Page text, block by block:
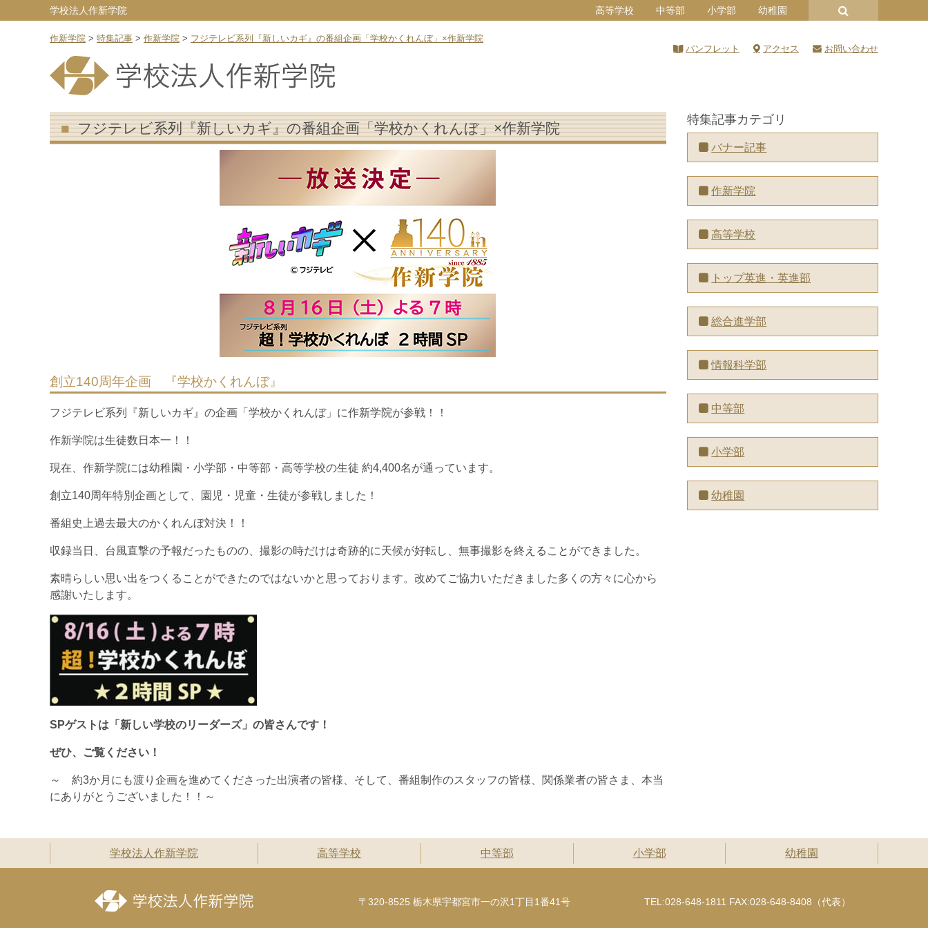
学校法人作新学院 高等学校 中等部 小学部 幼稚園
作新学院 > 特集記事 > 作新学院 > フジテレビ系列『新しいカギ』の番組企画「学校かくれんぼ」×作新学院
パンフレット
アクセス お問い合わせ
フジテレビ系列『新しいカギ』の番組企画「学校かくれんぼ」×作新学院
創立140周年企画 『学校かくれんぼ』
フジテレビ系列『新しいカギ』の企画「学校かくれんぼ」に作新学院が参戦！！
作新学院は生徒数日本一！！
現在、作新学院には幼稚園・小学部・中等部・高等学校の生徒 約4,400名が通っています。
創立140周年特別企画として、園児・児童・生徒が参戦しました！
番組史上過去最大のかくれんぼ対決！！
収録当日、台風直撃の予報だったものの、撮影の時だけは奇跡的に天候が好転し、無事撮影を終えることができました。
素晴らしい思い出をつくることができたのではないかと思っております。改めてご協力いただきました多くの方々に心から
感謝いたします。
SPゲストは「新しい学校のリーダーズ」の皆さんです！
ぜひ、ご覧ください！
～ 約3か月にも渡り企画を進めてくださった出演者の皆様、そして、番組制作のスタッフの皆様、関係業者の皆さま、本当
にありがとうございました！！～
特集記事カテゴリ
バナー記事
作新学院
高等学校
トップ英進・英進部
総合進学部
情報科学部
中等部
小学部
幼稚園
学校法人作新学院 高等学校 中等部 小学部 幼稚園
〒320-8525 栃木県宇都宮市一の沢1丁目1番41号 TEL:028-648-1811 FAX:028-648-8408（代表）